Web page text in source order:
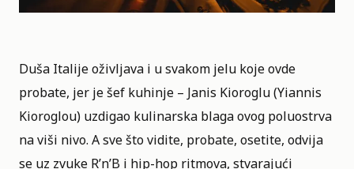
Duša Italije oživljava i u svakom jelu koje ovde
probate, jer je šef kuhinje – Janis Kioroglu (Yiannis
Kioroglou) uzdigao kulinarska blaga ovog poluostrva
na viši nivo. A sve što vidite, probate, osetite, odvija
se uz zvuke R’n’B i hip-hop ritmova, stvarajući